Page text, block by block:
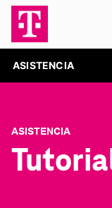
ASISTENCIA
ASISTENCIA